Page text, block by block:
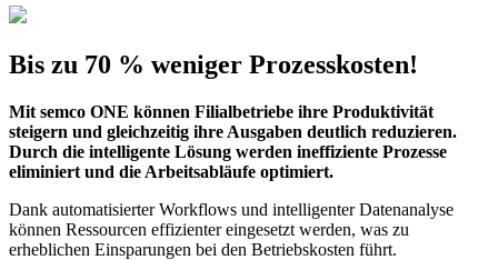
Bis zu 70 % weniger Prozesskosten!
Mit semco ONE können Filialbetriebe ihre Produktivität
steigern und gleichzeitig ihre Ausgaben deutlich reduzieren.
Durch die intelligente Lösung werden ineffiziente Prozesse
eliminiert und die Arbeitsabläufe optimiert.
Dank automatisierter Workflows und intelligenter Datenanalyse
können Ressourcen effizienter eingesetzt werden, was zu
erheblichen Einsparungen bei den Betriebskosten führt.